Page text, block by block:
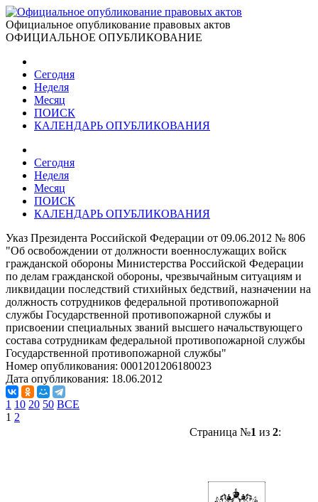
Официальное опубликование правовых актов
ОФИЦИАЛЬНОЕ ОПУБЛИКОВАНИЕ
Сегодня
Неделя
Месяц
ПОИСК
КАЛЕНДАРЬ ОПУБЛИКОВАНИЯ
Сегодня
Неделя
Месяц
ПОИСК
КАЛЕНДАРЬ ОПУБЛИКОВАНИЯ
Указ Президента Российской Федерации от 09.06.2012 № 806
"Об освобождении от должности военнослужащих войск
гражданской обороны Министерства Российской Федерации
по делам гражданской обороны, чрезвычайным ситуациям и
ликвидации последствий стихийных бедствий, назначении на
должность сотрудников федеральной противопожарной
службы Государственной противопожарной службы и
присвоении специальных званий высшего начальствующего
состава сотрудникам федеральной противопожарной службы
Государственной противопожарной службы"
Номер опубликования: 0001201206180023
Дата опубликования: 18.06.2012
1 10 20 50 ВСЕ
1 2
Страница №1 из 2: